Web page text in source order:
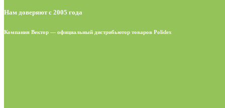
Нам доверяют с 2005 года
Компания Вектор — официальный дистрибьютор товаров Polidex